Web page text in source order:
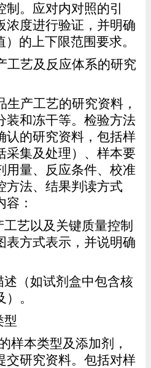
。应对内对照的引
浓度进行验证，并明确
）的上下限范围要求。
工艺及反应体系的研究
生产工艺的研究资料，
装和冻干等。检验方法
认的研究资料，包括样
采集及处理）、样本要
用量、反应条件、校准
方法、结果判读方式
：
艺以及关键质量控制
表方式表示，并说明确
述 （如试剂盒中包含核
。
型
样本类型及添加剂，
交研究资料。包括对样